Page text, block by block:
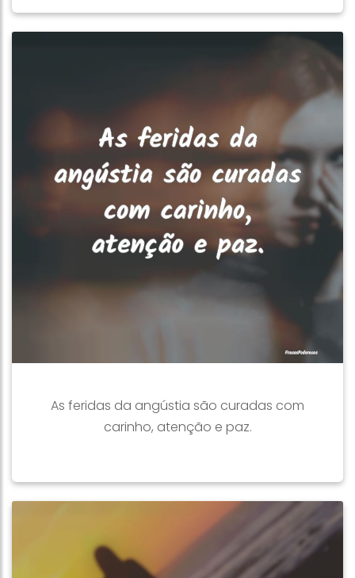
As feridas da angústia são curadas com
carinho, atenção e paz.